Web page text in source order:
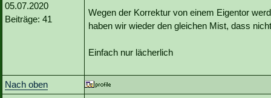
05.07.2020
Beiträge: 41
Wegen der Korrektur von einem Eigentor
haben wir wieder den gleichen Mist, dass
Einfach nur lächerlich
Nach oben